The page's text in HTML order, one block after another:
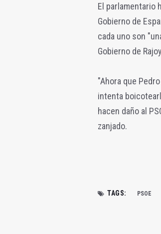
El parlamentario
Gobierno de
cada uno son
Gobierno de
"Ahora que
intenta
hacen daño al
zanjado.
TAGS: PSOE